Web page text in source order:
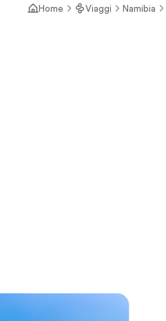
Home Viaggi Namibia